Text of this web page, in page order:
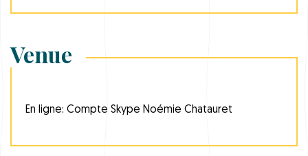
Venue
En ligne: Compte Skype Noémie Chatauret